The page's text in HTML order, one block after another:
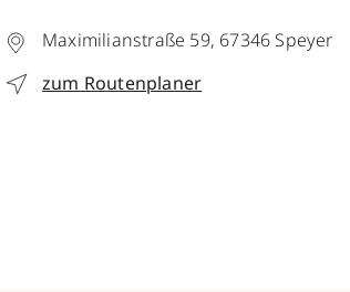
Maximilianstraße 59, 67346 Speyer
zum Routenplaner